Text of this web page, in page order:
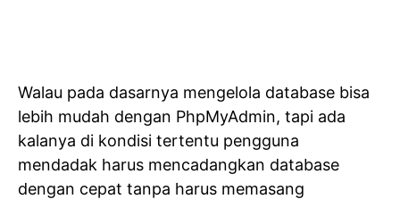
Walau pada dasarnya mengelola database bisa
lebih mudah dengan PhpMyAdmin, tapi ada
kalanya di kondisi tertentu pengguna
mendadak harus mencadangkan database
dengan cepat tanpa harus memasang